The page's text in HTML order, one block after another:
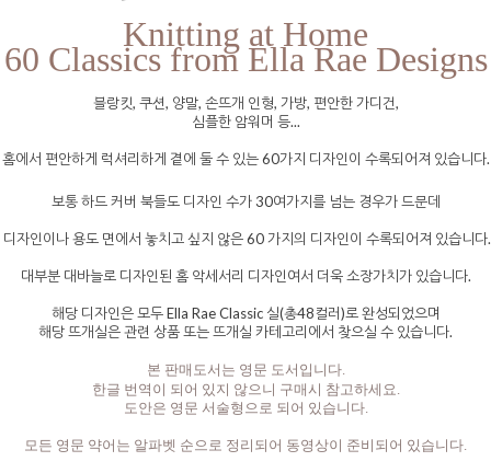
Knitting at Home
60 Classics from Ella Rae Designs
블랑킷, 쿠션, 양말, 손뜨개 인형, 가방, 편안한 가디건,
심플한 암워머 등...
홈에서 편안하게 럭셔리하게 곁에 둘 수 있는 60가지 디자인이 수록되어져 있습니다.
보통 하드 커버 북들도 디자인 수가 30여가지를 넘는 경우가 드문데
디자인이나 용도 면에서 놓치고 싶지 않은 60 가지의 디자인이 수록되어져 있습니다.
대부분 대바늘로 디자인된 홈 악세서리 디자인여서 더욱 소장가치가 있습니다.
해당 디자인은 모두 Ella Rae Classic 실(총48컬러)로 완성되었으며
해당 뜨개실은 관련 상품 또는 뜨개실 카테고리에서 찾으실 수 있습니다.
본 판매도서는 영문 도서입니다.
한글 번역이 되어 있지 않으니 구매시 참고하세요.
도안은 영문 서술형으로 되어 있습니다.
모든 영문 약어는 알파벳 순으로 정리되어 동영상이 준비되어 있습니다.